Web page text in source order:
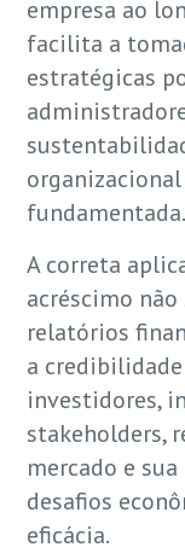
empresa ao
facilita a
estratégicas
fundamentada.
A correta
acréscimo
relatórios
a
investidores,
stakeholders,
mercado e
desafios
eficácia.